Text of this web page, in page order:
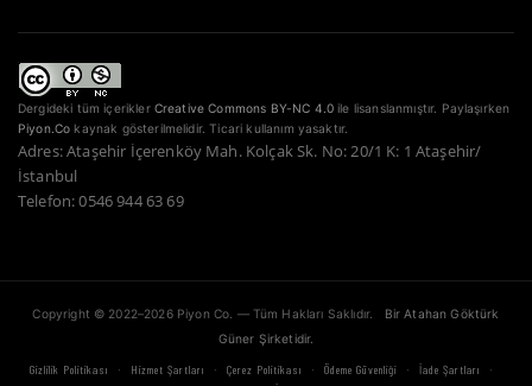
Dergideki tüm içerikler Creative Commons BY-NC 4.0 ile lisanslanmıştır. Paylaşırken
Piyon.Co kaynak gösterilmelidir. Ticari kullanım yasaktır.
Adres: Ataşehir İçerenköy Mah. Kolçak Sk. No: 20/1 K: 1 Ataşehir/
İstanbul
Telefon: 0546 944 63 69
Copyright © 2022–2026 Piyon Co. — Tüm Hakları Saklıdır.
Bir Atahan Göktürk
Güner Şirketidir.
Gizlilik Politikası · Hizmet Şartları · Çerez Politikası · Ödeme Güvenliği · İade Şartları ·